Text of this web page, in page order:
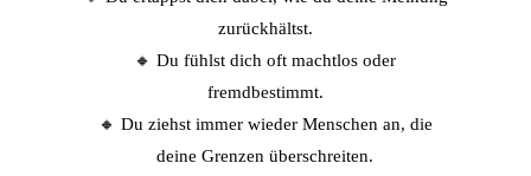
zurückhältst.
🔸 Du fühlst dich oft machtlos oder
fremdbestimmt.
🔸 Du ziehst immer wieder Menschen an, die
deine Grenzen überschreiten.